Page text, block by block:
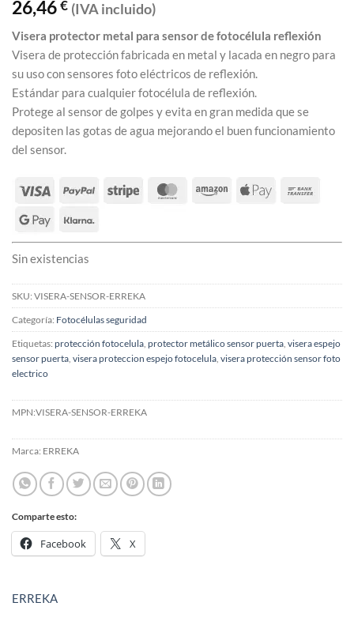
26,46€ (IVA incluido)
Visera protector metal para sensor de fotocélula reflexión
Visera de protección fabricada en metal y lacada en negro para
su uso con sensores foto eléctricos de reflexión.
Estándar para cualquier fotocélula de reflexión.
Protege al sensor de golpes y evita en gran medida que se
depositen las gotas de agua mejorando el buen funcionamiento
del sensor.
Sin existencias
SKU: VISERA-SENSOR-ERREKA
Categoría: Fotocélulas seguridad
Etiquetas: protección fotocelula protector metálico sensor puerta visera espejo
sensor puerta visera proteccion espejo fotocelula visera protección sensor foto
electrico
MPN:VISERA-SENSOR-ERREKA
Marca: ERREKA
Comparte esto:
Facebook X
ERREKA